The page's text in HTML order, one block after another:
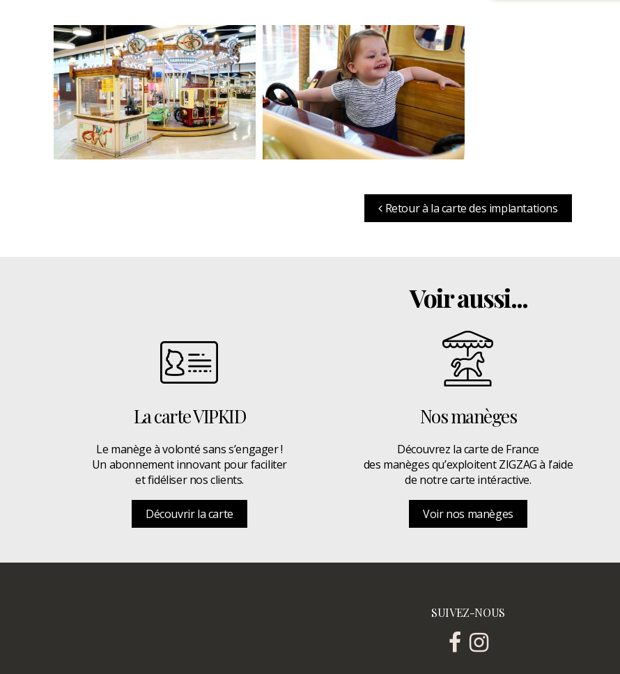
Retour à la carte des implantations
Voir aussi...
La carte VIPKID
Le manège à volonté sans s’engager !
Un abonnement innovant pour faciliter
et fidéliser nos clients.
Découvrir la carte
Nos manèges
Découvrez la carte de France
des manèges qu’exploitent ZIGZAG à l’aide
de notre carte intéractive.
Voir nos manèges
SUIVEZ-NOUS